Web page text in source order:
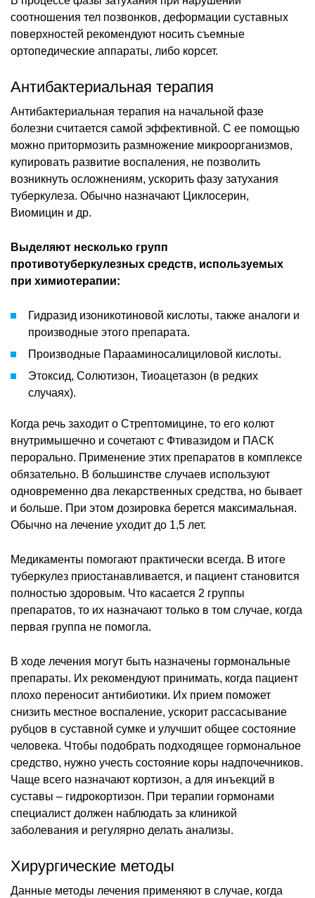
соотношения тел позвонков, деформации суставных
поверхностей рекомендуют носить съемные
ортопедические аппараты, либо корсет.
Антибактериальная терапия
Антибактериальная терапия на начальной фазе
болезни считается самой эффективной. С ее помощью
можно притормозить размножение микроорганизмов,
купировать развитие воспаления, не позволить
возникнуть осложнениям, ускорить фазу затухания
туберкулеза. Обычно назначают Циклосерин,
Виомицин и др.
Выделяют несколько групп
противотуберкулезных средств, используемых
при химиотерапии:
Гидразид изоникотиновой кислоты, также аналоги и
производные этого препарата.
Производные Парааминосалициловой кислоты.
Этоксид, Солютизон, Тиоацетазон (в редких
случаях).
Когда речь заходит о Стрептомицине, то его колют
внутримышечно и сочетают с Фтивазидом и ПАСК
перорально. Применение этих препаратов в комплексе
обязательно. В большинстве случаев используют
одновременно два лекарственных средства, но бывает
и больше. При этом дозировка берется максимальная.
Обычно на лечение уходит до 1,5 лет.
Медикаменты помогают практически всегда. В итоге
туберкулез приостанавливается, и пациент становится
полностью здоровым. Что касается 2 группы
препаратов, то их назначают только в том случае, когда
первая группа не помогла.
В ходе лечения могут быть назначены гормональные
препараты. Их рекомендуют принимать, когда пациент
плохо переносит антибиотики. Их прием поможет
снизить местное воспаление, ускорит рассасывание
рубцов в суставной сумке и улучшит общее состояние
человека. Чтобы подобрать подходящее гормональное
средство, нужно учесть состояние коры надпочечников.
Чаще всего назначают кортизон, а для инъекций в
суставы – гидрокортизон. При терапии гормонами
специалист должен наблюдать за клиникой
заболевания и регулярно делать анализы.
Хирургические методы
Данные методы лечения применяют в случае, когда